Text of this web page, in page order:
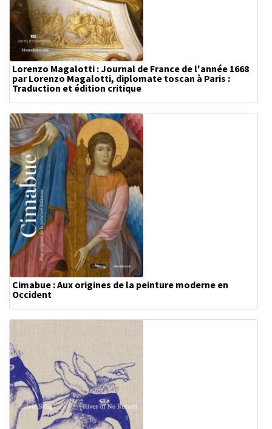
Lorenzo Magalotti : Journal de France de l'année 1668
par Lorenzo Magalotti, diplomate toscan à Paris :
Traduction et édition critique
Cimabue : Aux origines de la peinture moderne en
Occident